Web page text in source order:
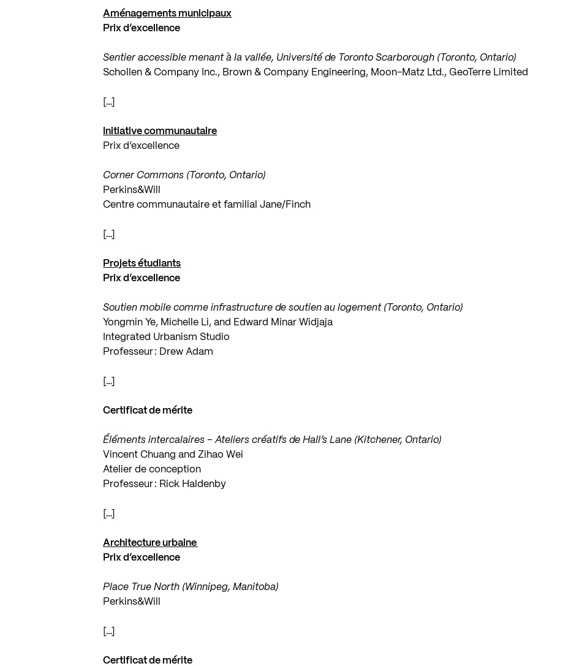
Aménagements municipaux
Prix d’excellence
Sentier accessible menant à la vallée, Université de Toronto Scarborough (Toronto, Ontario)
Schollen & Company Inc., Brown & Company Engineering, Moon-Matz Ltd., GeoTerre Limited
[…]
Initiative communautaire
Prix d’excellence
Corner Commons (Toronto, Ontario)
Perkins&Will
Centre communautaire et familial Jane/Finch
[…]
Projets étudiants
Prix d’excellence
Soutien mobile comme infrastructure de soutien au logement (Toronto, Ontario)
Yongmin Ye, Michelle Li, and Edward Minar Widjaja
Integrated Urbanism Studio
Professeur : Drew Adam
[…]
Certificat de mérite
Éléments intercalaires – Ateliers créatifs de Hall’s Lane (Kitchener, Ontario)
Vincent Chuang and Zihao Wei
Atelier de conception
Professeur : Rick Haldenby
[…]
Architecture urbaine
Prix d’excellence
Place True North (Winnipeg, Manitoba)
Perkins&Will
[…]
Certificat de mérite